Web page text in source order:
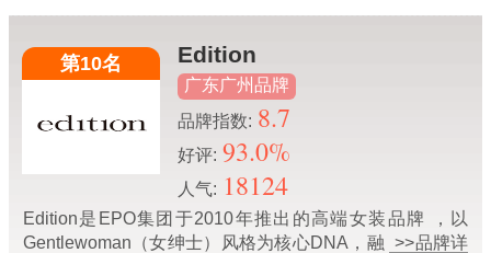
第10名 Edition
广东广州品牌
品牌指数: 8.7
好评: 93.0%
人气: 18124
Edition是EPO集团于2010年推出的高端女装品牌 ，以
Gentlewoman（女绅士）风格为核心DNA，融
>>品牌详